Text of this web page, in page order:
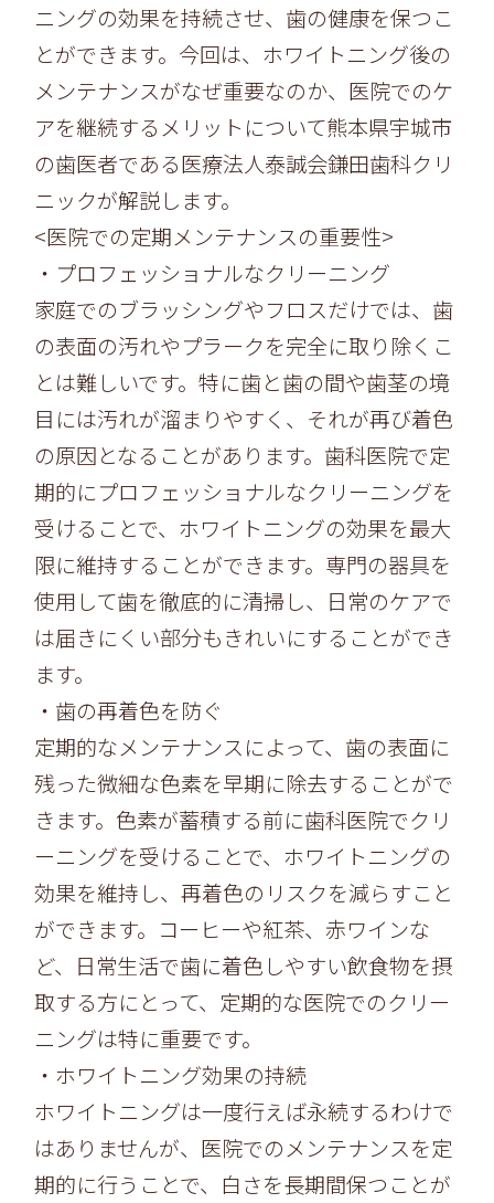
ニングの効果を持続させ、 歯の健康を保つこ
とができます。今回は、 ホワイトニング後の
メンテナンスがなぜ重要なのか、 医院でのケ
アを継続するメリットについて熊本県宇城市
の歯医者である医療法人泰誠会鎌田歯科クリ
ニックが解説します。
<医院での定期メンテナンスの重要性>
・プロフェッショナルなクリーニング
家庭でのブラッシングやフロスだけでは、 歯
の表面の汚れやプラークを完全に取り除くこ
とは難しいです。特に歯と歯の間や歯茎の境
目には汚れが溜まりやすく、 それが再び着色
の原因となることがあります。 歯科医院で定
期的にプロフェッショナルなクリーニングを
受けるこ とで、ホワイトニングの効果を最大
限に維持することができます。 専門の器具を
使用して歯を徹底的に清掃し、
日常のケアで
は届きにくい部分もきれいにすることができ
ます。
・歯の再着色を防ぐ
定期的なメンテナンスによって、 歯の表面に
残った微細な色素を早期に除去することがで
きます。 色素が蓄積する前に歯科医院でクリ
ーニングを受けることで、 ホワイトニングの
効果を維持し、再着色のリスクを減らすこと
ができます。コーヒーや紅茶、 赤ワインな
ど、
日常生活で歯に着色しやすい飲食物を摂
取する方にとって、 定期的な医院でのクリー
ニングは特に重要です。
・ホワイトニング効果の持続
ホワイトニングは一度行えば永続するわけで
はありませんが、 医院でのメンテナンスを定
期的に行うことで、白さを長期間保つことが